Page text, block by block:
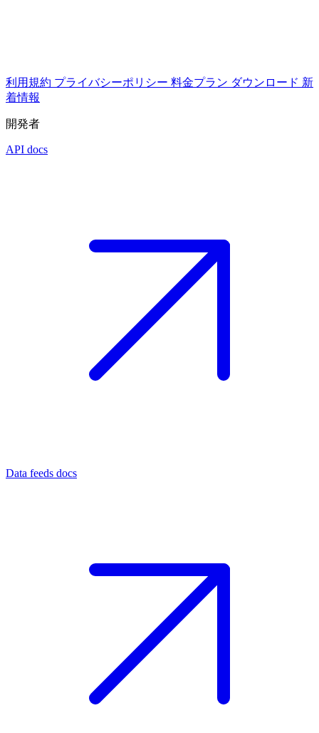
利用規約 プライバシーポリシー 料金プラン ダウンロード 新
着情報
開発者
API docs
Data feeds docs